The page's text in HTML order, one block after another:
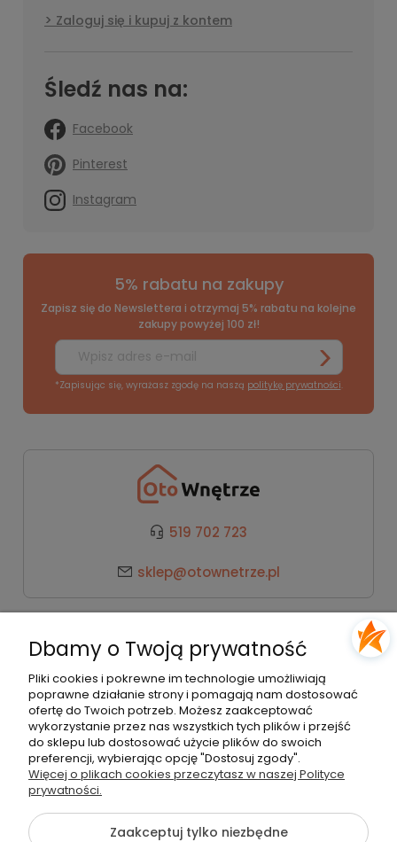
Zaloguj się i kupuj z kontem
Śledź nas na:
Facebook
Pinterest
Instagram
5% rabatu na zakupy
Zapisz się do Newslettera i otrzymaj 5% rabatu na kolejne
zakupy powyżej 100 zł!
*Zapisując się, wyrażasz zgodę na naszą politykę prywatności.
519 702 723
sklep@otownetrze.pl
Pomoc
Moje konto
Płatności i dostawa
Dbamy o Twoją prywatność
Pliki cookies i pokrewne im technologie umożliwiają
poprawne działanie strony i pomagają nam dostosować
ofertę do Twoich potrzeb. Możesz zaakceptować
wykorzystanie przez nas wszystkich tych plików i przejść
do sklepu lub dostosować użycie plików do swoich
preferencji, wybierając opcję "Dostosuj zgody".
Więcej o plikach cookies przeczytasz w naszej Polityce
prywatności.
Zaakceptuj tylko niezbędne